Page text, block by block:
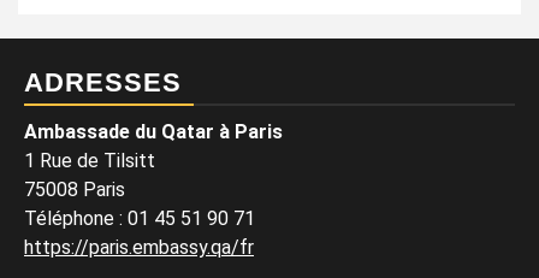
ADRESSES
Ambassade du Qatar à Paris
1 Rue de Tilsitt
75008 Paris
Téléphone : 01 45 51 90 71
https://paris.embassy.qa/fr